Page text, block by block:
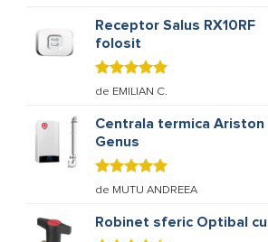
5
Receptor Salus RX10RF
folosit
Evaluat la
5
de EMILIAN C.
Centrala termica Ariston
Genus
Evaluat la
5
de MUTU ANDREEA
Robinet sferic Optibal cu